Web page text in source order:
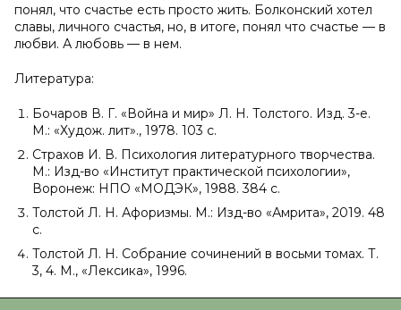
понял, что счастье есть просто жить. Болконский хотел
славы, личного счастья, но, в итоге, понял что счастье — в
любви. А любовь — в нем.
Литература:
Бочаров В. Г. «Война и мир» Л. Н. Толстого. Изд. 3-е.
М.: «Худож. лит»., 1978. 103 с.
Страхов И. В. Психология литературного творчества.
М.: Изд-во «Институт практической психологии»,
Воронеж: НПО «МОДЭК», 1988. 384 с.
Толстой Л. Н. Афоризмы. М.: Изд-во «Амрита», 2019. 48
с.
Толстой Л. Н. Собрание сочинений в восьми томах. Т.
3, 4. М., «Лексика», 1996.